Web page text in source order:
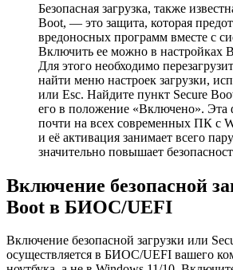
Безопасная загрузка, также
Boot, — это защита, которая
вредоносных программ вместе с
Включить ее можно в настройках
Для этого необходимо
найти меню настроек загрузки,
или Esc. Найдите пункт Secure
его в положение «Включено». Эта
почти на всех современных ПК с
и её активация занимает всего
значительно повышает
Включение безопасной
Boot в БИОС/UEFI
Включение безопасной загрузки или
осуществляется в БИОС/UEFI вашего